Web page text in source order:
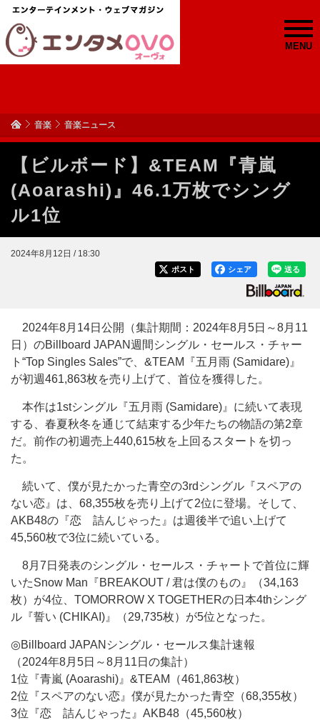
MENU
音楽 音楽ニュース
【ビルボード】&TEAM『青嵐
(Aoarashi)』46.1万枚でシング
ル1位
2024年8月12日 / 18:30
送る
シェア
ポスト
2024年8月14日公開（集計期間：2024年8月5日～8月11
日）のBillboard JAPAN週間シングル・セールス・チャー
ト“Top Singles Sales”で、&TEAM『五月雨 (Samidare)』
が初週461,863枚を売り上げて、首位を獲得した。
本作は1stシングル『五月雨 (Samidare)』に続いて表現
する、春夏秋冬を通じて結束する少年たちの物語の第2章
だ。前作の初週売上440,615枚を上回るスタートを切っ
た。
続いて、僕が見たかった青空の3rdシングル『スペアの
ない恋』は、68,355枚を売り上げて2位に登場。そして、
AKB48の『恋 詰んじゃった』は週後半で追い上げて
45,560枚で3位に続いている。
8月7日発表のシングル・セールス・チャートで首位に輝
いたSnow Man『BREAKOUT / 君は僕のもの』（34,163
枚）が4位、TOMORROW X TOGETHERの日本4thシング
ル『誓い (CHIKAI)』（29,735枚）が5位となった。
◎Billboard JAPANシングル・セールス集計速報
（2024年8月5日～8月11日の集計）
1位『青嵐 (Aoarashi)』&TEAM（461,863枚）
2位『スペアのない恋』僕が見たかった青空（68,355枚）
3位『恋 詰んじゃった』AKB48（45,560枚）